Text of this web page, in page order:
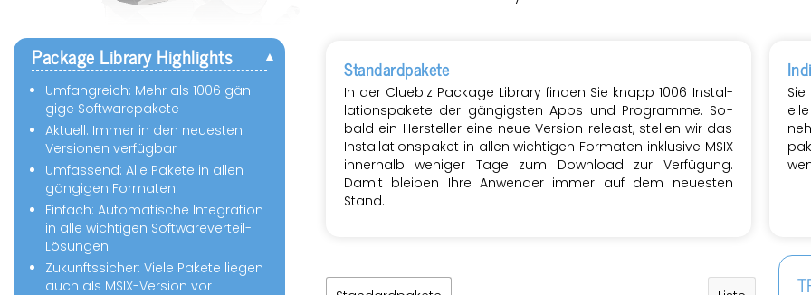
Pa­cka­ge Li­bra­ry High­lights
Um­fang­reich: Mehr als 1006 gän­
gi­ge Soft­ware­pa­ke­te
Ak­tu­ell: Immer in den neu­es­ten
Ver­sio­nen ver­füg­bar
Um­fas­send: Alle Pa­ke­te in allen
gän­gi­gen For­ma­ten
Ein­fach: Au­to­ma­ti­sche In­te­gra­ti­on
in alle wich­ti­gen Soft­ware­ver­teil-
Lö­sun­gen
Zu­kunfts­si­cher: Viele Pa­ke­te lie­gen
auch als MSIX-Ver­si­on vor
Stan­dard­pa­ke­te
In der Clue­biz Pa­cka­ge Li­bra­ry fin­den Sie knapp 1006 In­stal­
la­ti­ons­pa­ke­te der gän­gigs­ten Apps und Pro­gram­me. So­
bald ein Her­stel­ler eine neue Ver­si­on re­least, stel­len wir das
In­stal­la­ti­ons­pa­ket in allen wich­ti­gen For­ma­ten in­klu­si­ve MSIX
in­ner­halb we­ni­ger Tage zum Down­load zur Ver­fü­gung.
Damit blei­ben Ihre An­wen­der immer auf dem neu­es­ten
Stand.